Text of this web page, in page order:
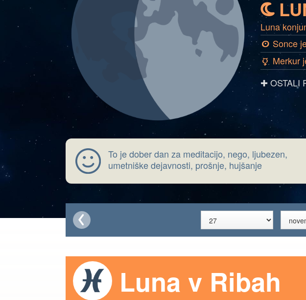
b
Luna
a Sonce
c Merkur
✚ OSTALI
To je dober dan za meditacijo, nego, ljubezen,
umetniške dejavnosti, prošnje, hujšanje
Luna v Ribah